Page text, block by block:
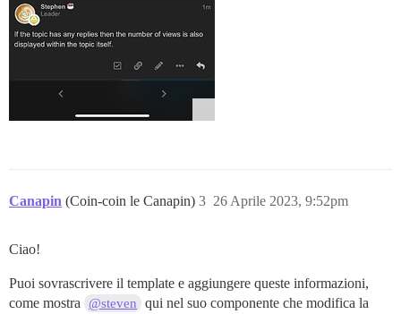
Canapin (Coin-coin le Canapin) 26 Aprile 2023, 9:52pm
3
Ciao!
Puoi sovrascrivere il template e aggiungere queste informazioni,
come mostra
@steven
qui nel suo componente che modifica la